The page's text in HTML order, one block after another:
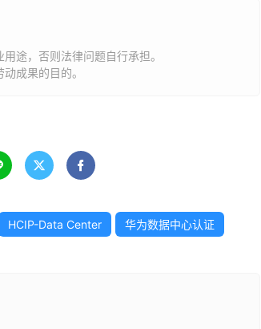
途，否则法律问题自行承担。
成果的目的。
 
HCIP-Data Center 华为数据中心认证